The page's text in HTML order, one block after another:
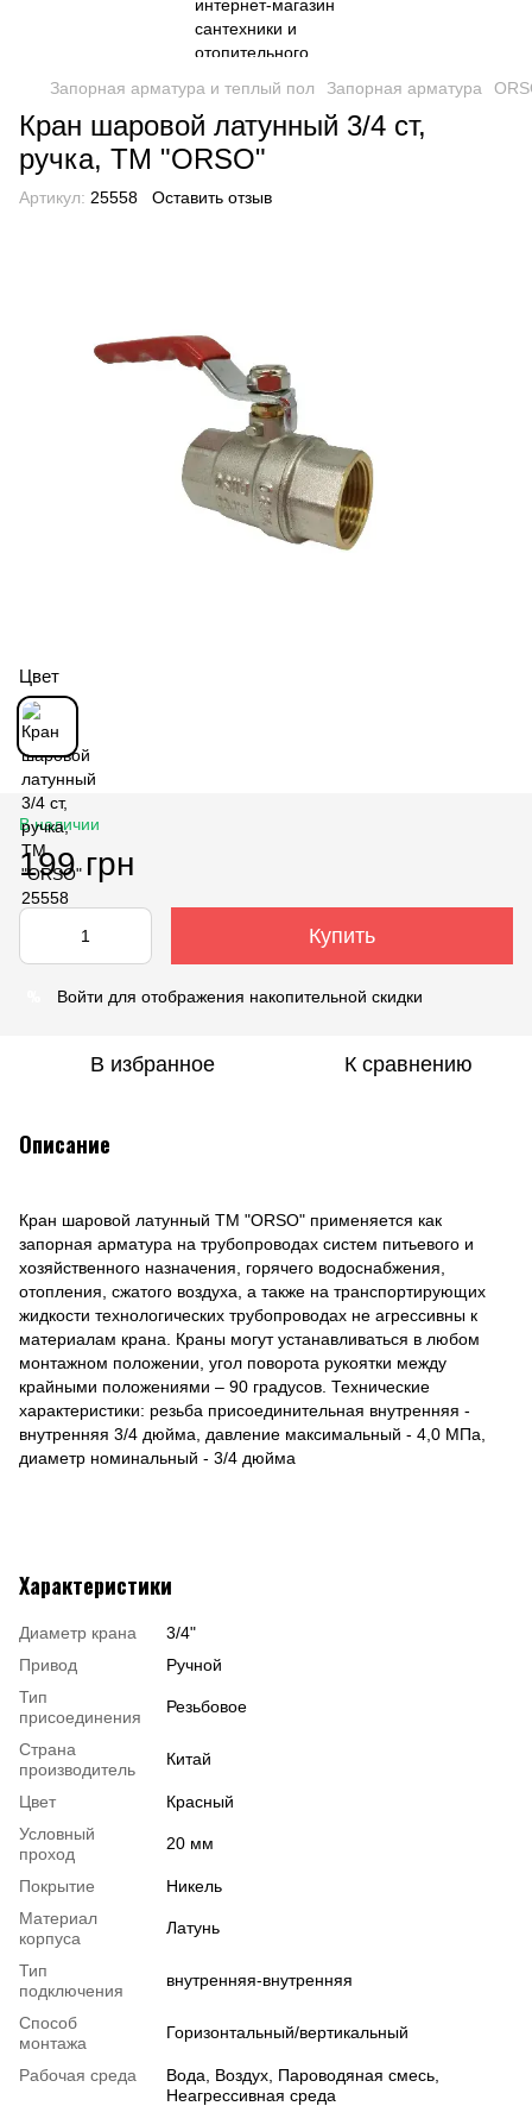
Запорная арматура и теплый пол Запорная арматура
Кран шаровой латунный 3/4 ст,
ручка, ТМ "ORSO"
Артикул: 25558 Оставить отзыв
Цвет
В наличии
199 грн
Купить
Войти для отображения накопительной скидки
В избранное К сравнению
Описание
Кран шаровой латунный ТМ "ORSO" применяется как
запорная арматура на трубопроводах систем питьевого и
хозяйственного назначения, горячего водоснабжения,
отопления, сжатого воздуха, а также на транспортирующих
жидкости технологических трубопроводах не агрессивны к
материалам крана. Краны могут устанавливаться в любом
монтажном положении, угол поворота рукоятки между
крайными положениями – 90 градусов. Технические
характеристики: резьба присоединительная внутренняя -
внутренняя 3/4 дюйма, давление максимальный - 4,0 МПа,
диаметр номинальный - 3/4 дюйма
Характеристики
Диаметр крана
3/4"
Привод
Ручной
Тип
присоединения
Резьбовое
Страна
производитель
Китай
Цвет
Красный
Условный
проход
20 мм
Покрытие
Никель
Материал
корпуса
Латунь
Тип
подключения
внутренняя-внутренняя
Способ
монтажа
Горизонтальный/вертикальный
Рабочая среда
Вода, Воздух, Пароводяная смесь,
Неагрессивная среда